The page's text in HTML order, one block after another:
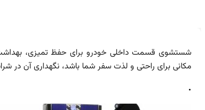
شستشوی قسمت داخلی خودرو برای حفظ تمیزی،
مکانی برای راحتی و لذت سفر شما باشد، نگهداری آن در
.